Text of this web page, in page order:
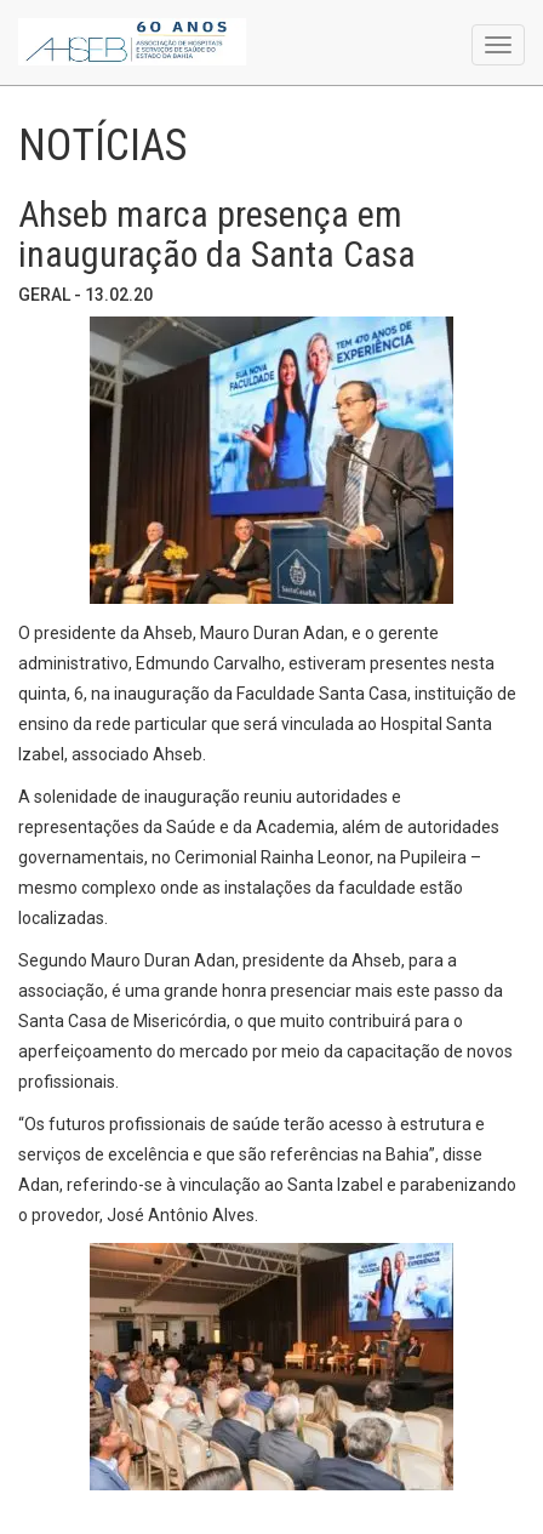
NOTÍCIAS
Ahseb marca presença em
inauguração da Santa Casa
GERAL - 13.02.20
O presidente da Ahseb, Mauro Duran Adan, e o gerente
administrativo, Edmundo Carvalho, estiveram presentes nesta
quinta, 6, na inauguração da Faculdade Santa Casa, instituição de
ensino da rede particular que será vinculada ao Hospital Santa
Izabel, associado Ahseb.
A solenidade de inauguração reuniu autoridades e
representações da Saúde e da Academia, além de autoridades
governamentais, no Cerimonial Rainha Leonor, na Pupileira –
mesmo complexo onde as instalações da faculdade estão
localizadas.
Segundo Mauro Duran Adan, presidente da Ahseb, para a
associação, é uma grande honra presenciar mais este passo da
Santa Casa de Misericórdia, o que muito contribuirá para o
aperfeiçoamento do mercado por meio da capacitação de novos
profissionais.
“Os futuros profissionais de saúde terão acesso à estrutura e
serviços de excelência e que são referências na Bahia”, disse
Adan, referindo-se à vinculação ao Santa Izabel e parabenizando
o provedor, José Antônio Alves.